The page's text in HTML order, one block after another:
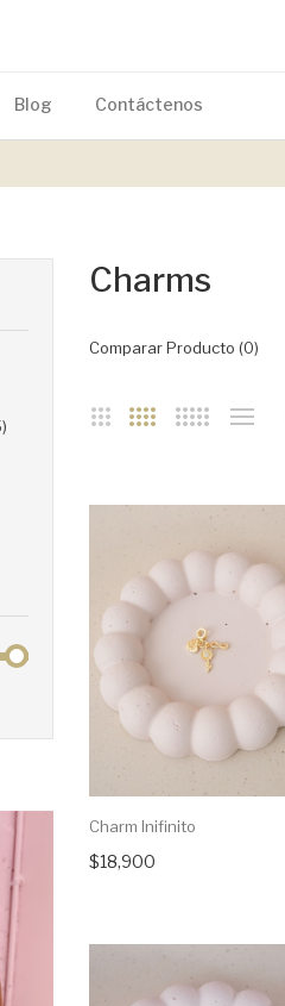
Blog Contáctenos
Charms
Comparar Producto (0)
Charm Inifinito
$18,900